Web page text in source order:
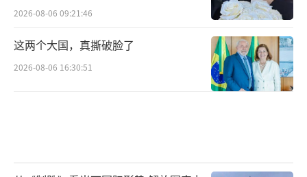
O报告中提到的潜在交付延迟，加拿大未来战斗
机能力项目 （FFCP）办公室将继续与我们所有
的F-35合作伙伴一起关注局势。”
报道称，加拿大原计划购买88架F-35战斗
2026-08-06 09:21:46
这两个大国，真撕破脸了
2026-08-06 16:30:51